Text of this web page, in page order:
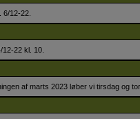
6/12-22.
22 kl. 10.
af marts 2023 løber vi tirsdag og